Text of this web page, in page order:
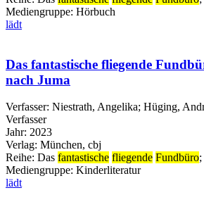
Mediengruppe: Hörbuch
lädt
Das fantastische fliegende
nach Juma
Verfasser: Niestrath, Angelika; Hüging,
Verfasser
Jahr: 2023
Verlag: München, cbj
Reihe: Das fantastische fliegende Fundbüro;
Mediengruppe: Kinderliteratur
lädt